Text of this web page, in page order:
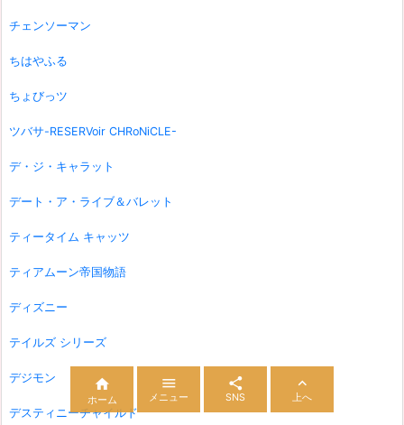
チェンソーマン
ちはやふる
ちょびっツ
ツバサ-RESERVoir CHRoNiCLE-
デ・ジ・キャラット
デート・ア・ライブ＆バレット
ティータイム キャッツ
ティアムーン帝国物語
ディズニー
テイルズ シリーズ
デジモン
デスティニーチャイルド

ホーム

メニュー

SNS

上へ